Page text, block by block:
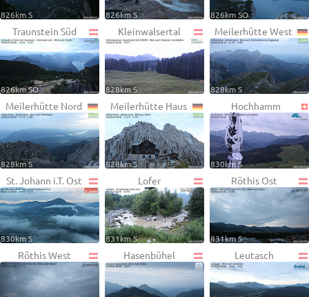
826km S 826km S 826km SO
Traunstein Süd
826km SO
Kleinwalsertal
828km S
Meilerhütte West
828km S
Meilerhütte Nord
828km S
Meilerhütte Haus
828km S
Hochhamm
830km S
St. Johann i.T. Ost
830km S
Lofer
831km S
Röthis Ost
831km S
Röthis West Hasenbühel Leutasch